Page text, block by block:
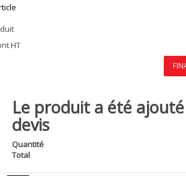
HT
Le produit a été
devis
Quantité
Total